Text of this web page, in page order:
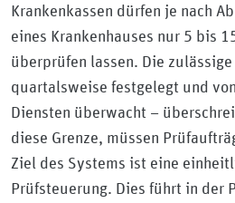
Krankenkassen dürfen je nach
eines Krankenhauses nur 5 bis
überprüfen lassen. Die
quartalsweise festgelegt und
Diensten überwacht –
diese Grenze, müssen
Ziel des Systems ist eine
Prüfsteuerung. Dies führt in der